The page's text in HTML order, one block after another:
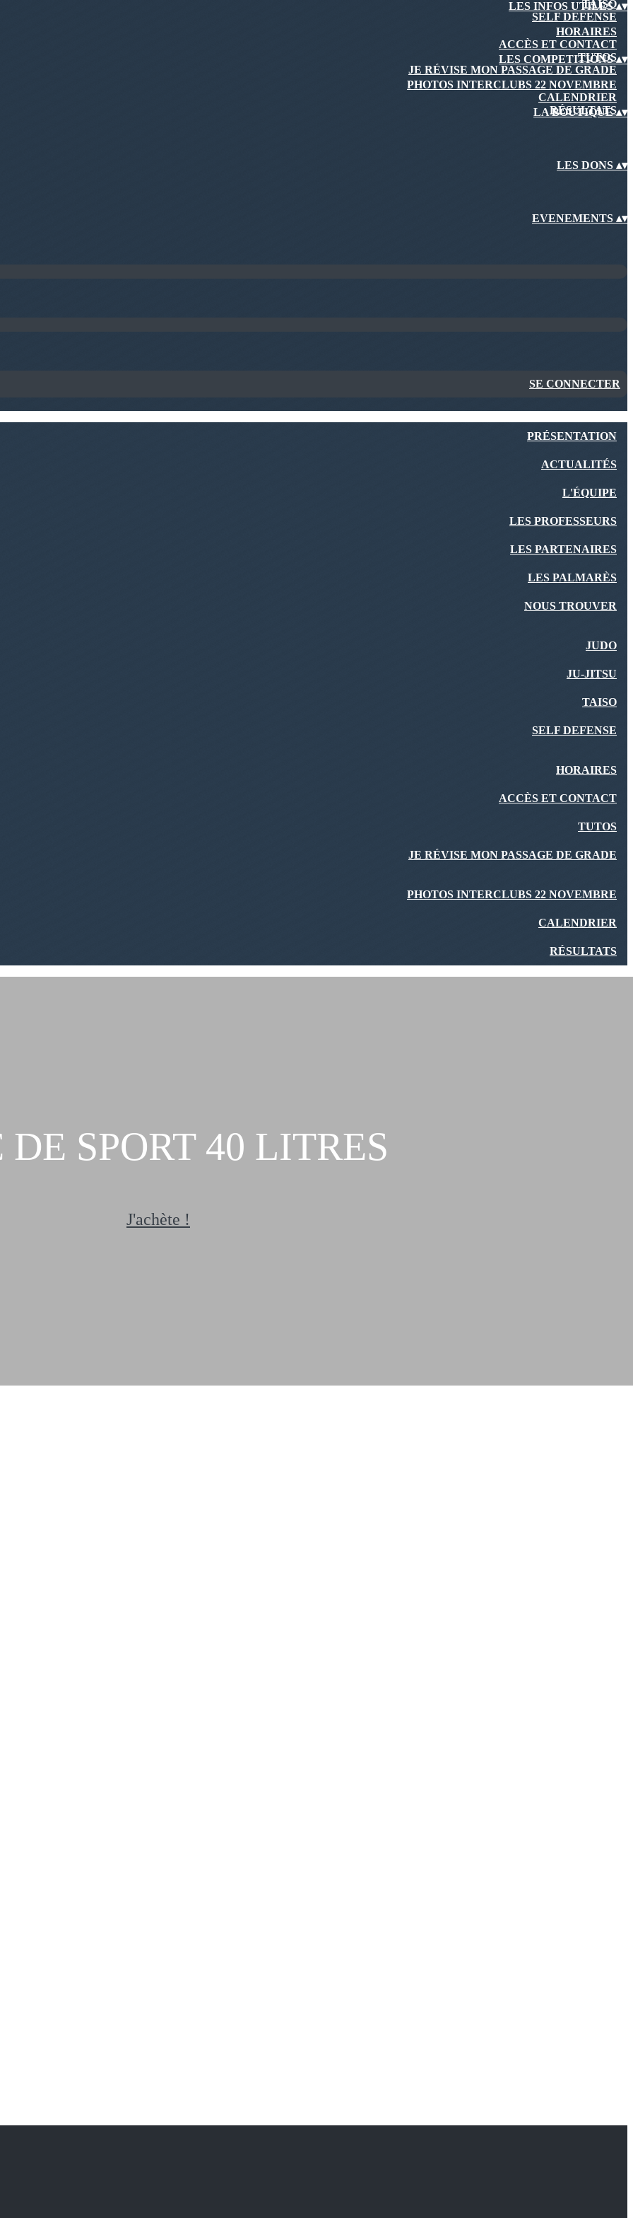
TAISO
SELF DEFENSE
LES INFOS UTILES▴▾
HORAIRES
ACCÈS ET CONTACT
TUTOS
JE RÉVISE MON PASSAGE DE GRADE
LES COMPETITIONS▴▾
PHOTOS INTERCLUBS 22 NOVEMBRE
CALENDRIER
RÉSULTATS
LA BOUTIQUE▴▾
LES DONS ▴▾
EVENEMENTS ▴▾
SE CONNECTER
PRÉSENTATION
ACTUALITÉS
L'ÉQUIPE
LES PROFESSEURS
LES PARTENAIRES
LES PALMARÈS
NOUS TROUVER
JUDO
JU-JITSU
TAISO
SELF DEFENSE
HORAIRES
ACCÈS ET CONTACT
TUTOS
JE RÉVISE MON PASSAGE DE GRADE
PHOTOS INTERCLUBS 22 NOVEMBRE
CALENDRIER
RÉSULTATS
DE SPORT 40 LITRES
J'achète !